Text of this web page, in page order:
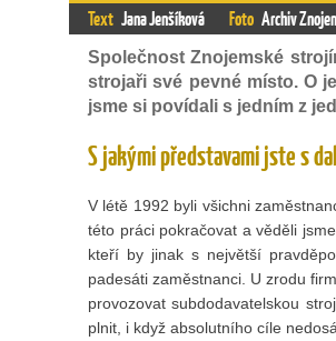
Text Jana Jenšíková Foto Archiv
Společnost Znojemské
strojaři své pevné místo. O
jsme si povídali s jedním z
S jakými představami jste s
V létě 1992 byli všichni
této práci pokračovat a věděli
kteří by jinak s největší
padesáti zaměstnanci. U zrodu
provozovat subdodavatelskou
plnit, i když absolutního cíle